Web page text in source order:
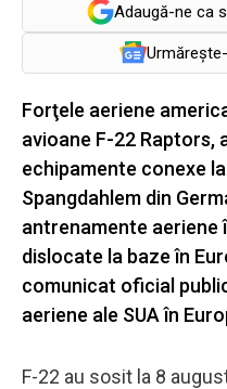
Adaugă-ne ca
Forţele aeriene
avioane F-22 Raptors,
echipamente conexe
Spangdahlem din
antrenamente aeriene
dislocate la baze în
comunicat oficial
aeriene ale SUA în
F-22 au sosit la 8